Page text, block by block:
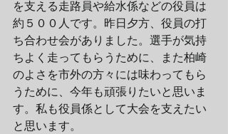
を支える走路員や給水係などの役員は
約５００人です。昨日夕方、役員の打
ち合わせ会がありました。選手が気持
ちよく走ってもらうために、また柏崎
のよさを市外の方々には味わってもら
うために、今年も頑張りたいと思いま
す。私も役員係として大会を支えたい
と思います。